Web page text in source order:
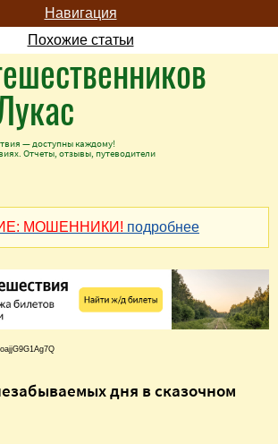
Навигация
Похожие статьи
— доступны каждому!
Отчеты, отзывы, путеводители
МОШЕННИКИ! подробнее
дня в сказочном